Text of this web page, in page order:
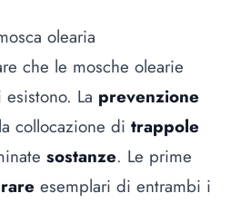
olearia
che le mosche olearie
La prevenzione
collocazione di trappole
sostanze. Le prime
esemplari di entrambi i